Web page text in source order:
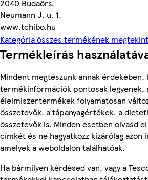
2040 Budaörs,
Neumann J. u. 1.
www.tchibo.hu
Kategória összes termékének
Termékleírás
Mindent megteszünk annak érdekében,
termékinformációk pontosak legyenek,
élelmiszertermékek folyamatosan
összetevők, a tápanyagértékek, a
összetevők is. Minden esetben olvasd
címkét és ne hagyatkozz kizárólag azon
amelyek a weboldalon találhatóak.
Ha bármilyen kérdésed van, vagy a